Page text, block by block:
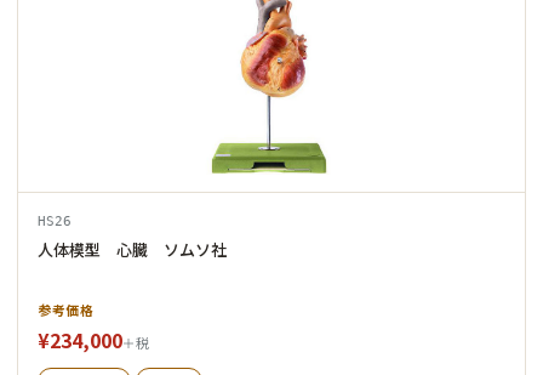
HS26
人体模型 心臓 ソムソ社
参考価格
¥234,000＋税